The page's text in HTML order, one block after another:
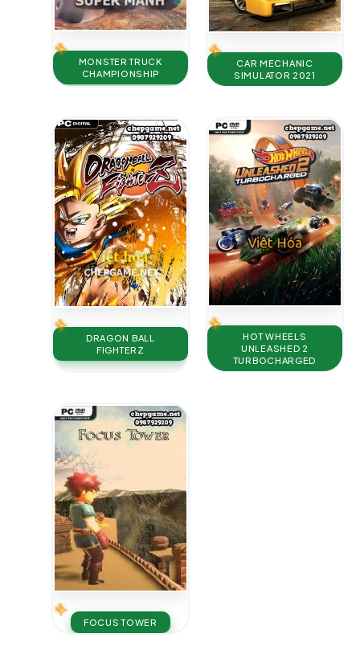
MONSTER TRUCK
CHAMPIONSHIP
CAR MECHANIC
SIMULATOR 2021
DRAGON BALL
FIGHTERZ
HOT WHEELS
UNLEASHED 2
TURBOCHARGED
FOCUS TOWER